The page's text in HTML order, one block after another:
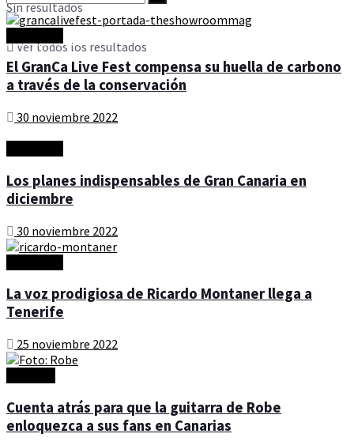
Sin resultados
Ver todos los resultados
Sin resultados
Ver todos los resultados
El GranCa Live Fest compensa su huella de carbono
a través de la conservación
30 noviembre 2022
Los planes indispensables de Gran Canaria en
diciembre
30 noviembre 2022
La voz prodigiosa de Ricardo Montaner llega a
Tenerife
25 noviembre 2022
Cuenta atrás para que la guitarra de Robe
enloquezca a sus fans en Canarias